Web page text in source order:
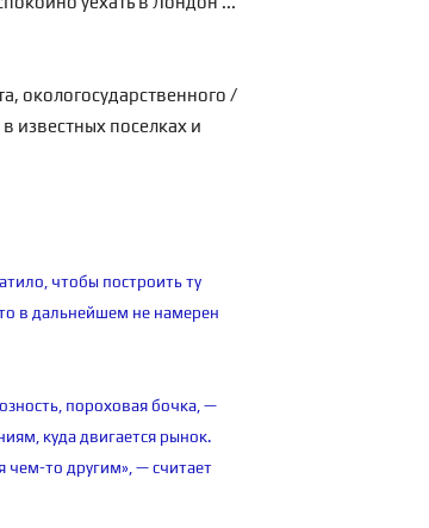
окологосударственного /
известных поселках и
чтобы построить ту
в дальнейшем не намерен
пороховая бочка, —
куда двигается рынок.
чем-то другим», — считает